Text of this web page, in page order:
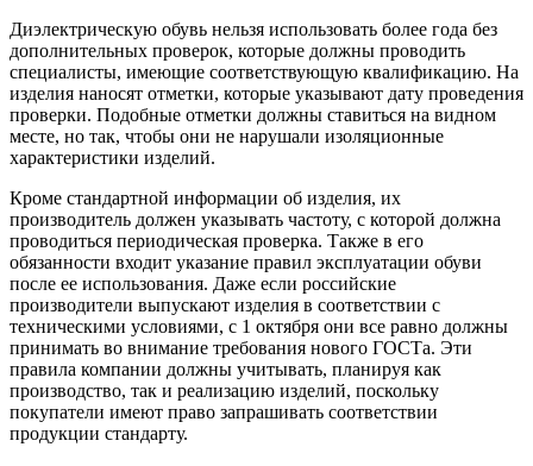
Диэлектрическую обувь нельзя использовать более года без
дополнительных проверок, которые должны проводить
специалисты, имеющие соответствующую квалификацию. На
изделия наносят отметки, которые указывают дату проведения
проверки. Подобные отметки должны ставиться на видном
месте, но так, чтобы они не нарушали изоляционные
характеристики изделий.
Кроме стандартной информации об изделия, их
производитель должен указывать частоту, с которой должна
проводиться периодическая проверка. Также в его
обязанности входит указание правил эксплуатации обуви
после ее использования. Даже если российские
производители выпускают изделия в соответствии с
техническими условиями, с 1 октября они все равно должны
принимать во внимание требования нового ГОСТа. Эти
правила компании должны учитывать, планируя как
производство, так и реализацию изделий, поскольку
покупатели имеют право запрашивать соответствии
продукции стандарту.